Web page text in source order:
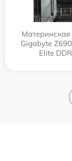
Материнская
Gigabyte
Elite